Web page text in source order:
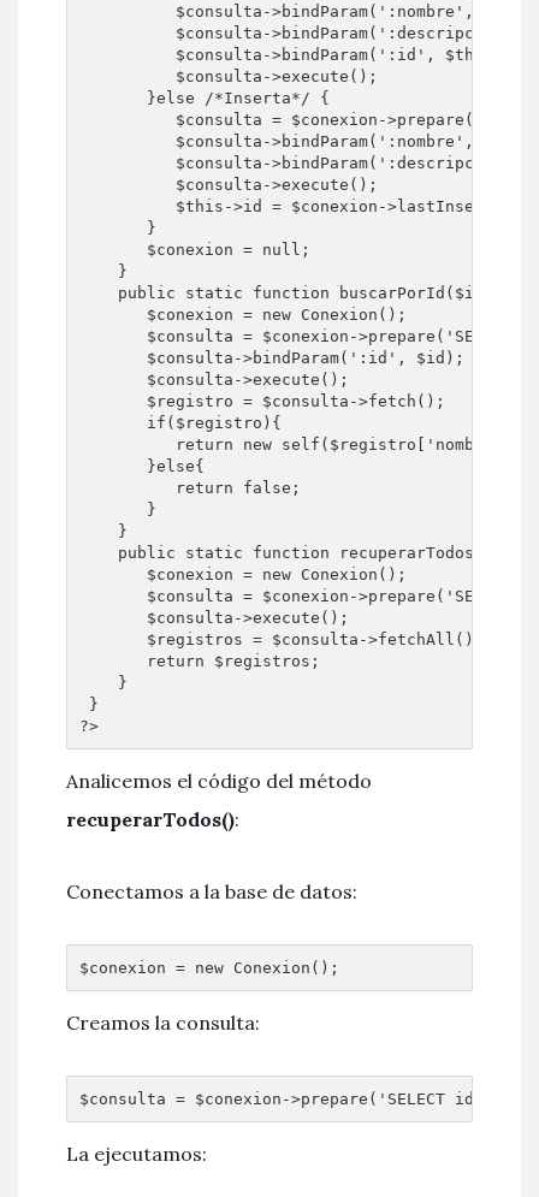
$consulta->bindParam(':nombre',
$consulta->bindParam(':descripcion',
$consulta->bindParam(':id', $this-
          $consulta->execute();
       }else /*Inserta*/ {
$consulta = $conexion-
$consulta->bindParam(':nombre',
$consulta->bindParam(':descripcion',
          $consulta->execute();
$this->id = $conexion-
       }
       $conexion = null;
    }
    public static function buscarPorId($id){
       $conexion = new Conexion();
$consulta = $conexion->prepare('SELECT
       $consulta->bindParam(':id', $id);
       $consulta->execute();
       $registro = $consulta->fetch();
       if($registro){
return new self($registro['nombre'],
       }else{
          return false;
       }
    }
    public static function recuperarTodos(){
       $conexion = new Conexion();
$consulta = $conexion->prepare('SELECT
       $consulta->execute();
       $registros = $consulta->fetchAll();
       return $registros;
    }
}
?>
Analicemos el código del método
recuperarTodos():
Conectamos a la base de datos:
$conexion = new Conexion();
Creamos la consulta:
$consulta = $conexion->prepare('SELECT id,
La ejecutamos: